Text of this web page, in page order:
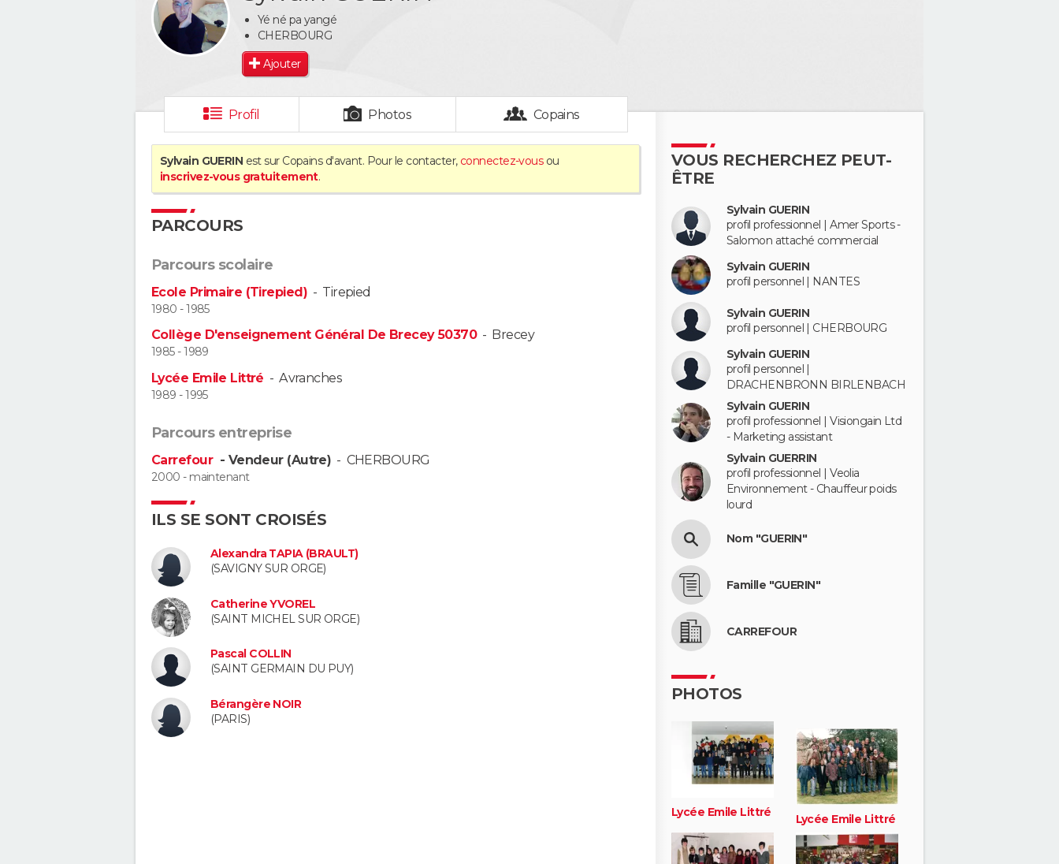
Yé né pa yangé
CHERBOURG
Ajouter
Profil Photos Copains
Sylvain GUERIN est sur Copains d'avant. Pour le contacter, connectez-vousou
inscrivez-vous gratuitement.
PARCOURS
Parcours scolaire
Ecole Primaire (Tirepied) - Tirepied
1980 - 1985
Collège D'enseignement Général De Brecey 50370- Brecey
1985 - 1989
Lycée Emile Littré -Avranches
1989 - 1995
Parcours entreprise
Carrefour - Vendeur (Autre) - CHERBOURG
2000 - maintenant
ILS SE SONT CROISÉS
Alexandra TAPIA (BRAULT)
(SAVIGNY SUR ORGE)
Catherine YVOREL
(SAINT MICHEL SUR ORGE)
Pascal COLLIN
(SAINT GERMAIN DU PUY)
Bérangère NOIR
(PARIS)
VOUS RECHERCHEZ PEUT-
ÊTRE
Sylvain GUERIN
profil professionnel | Amer Sports -
Salomon attaché commercial
Sylvain GUERIN
profil personnel | NANTES
Sylvain GUERIN
profil personnel | CHERBOURG
Sylvain GUERIN
profil personnel |
DRACHENBRONN BIRLENBACH
Sylvain GUERIN
profil professionnel | Visiongain Ltd
- Marketing assistant
Sylvain GUERRIN
profil professionnel | Veolia
Environnement - Chauffeur poids
lourd
Nom "GUERIN"
Famille "GUERIN"
CARREFOUR
PHOTOS
Lycée Emile Littré Lycée Emile Littré